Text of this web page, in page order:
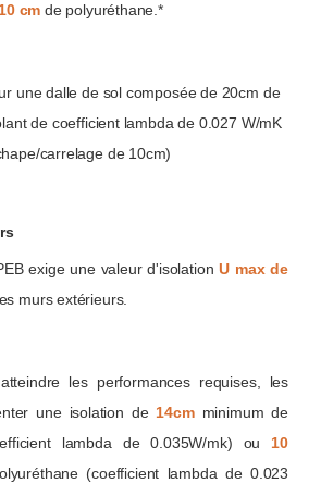
10 cm de polyuréthane.*
une dalle de sol composée de 20cm de
de coefficient lambda de 0.027 W/mK
carrelage de 10cm)
exige une valeur d'isolationU max de
murs extérieurs.
les performances requises, les
une isolation de 14cmminimum de
lambda de 0.035W/mk) ou 10
(coefficient lambda de 0.023